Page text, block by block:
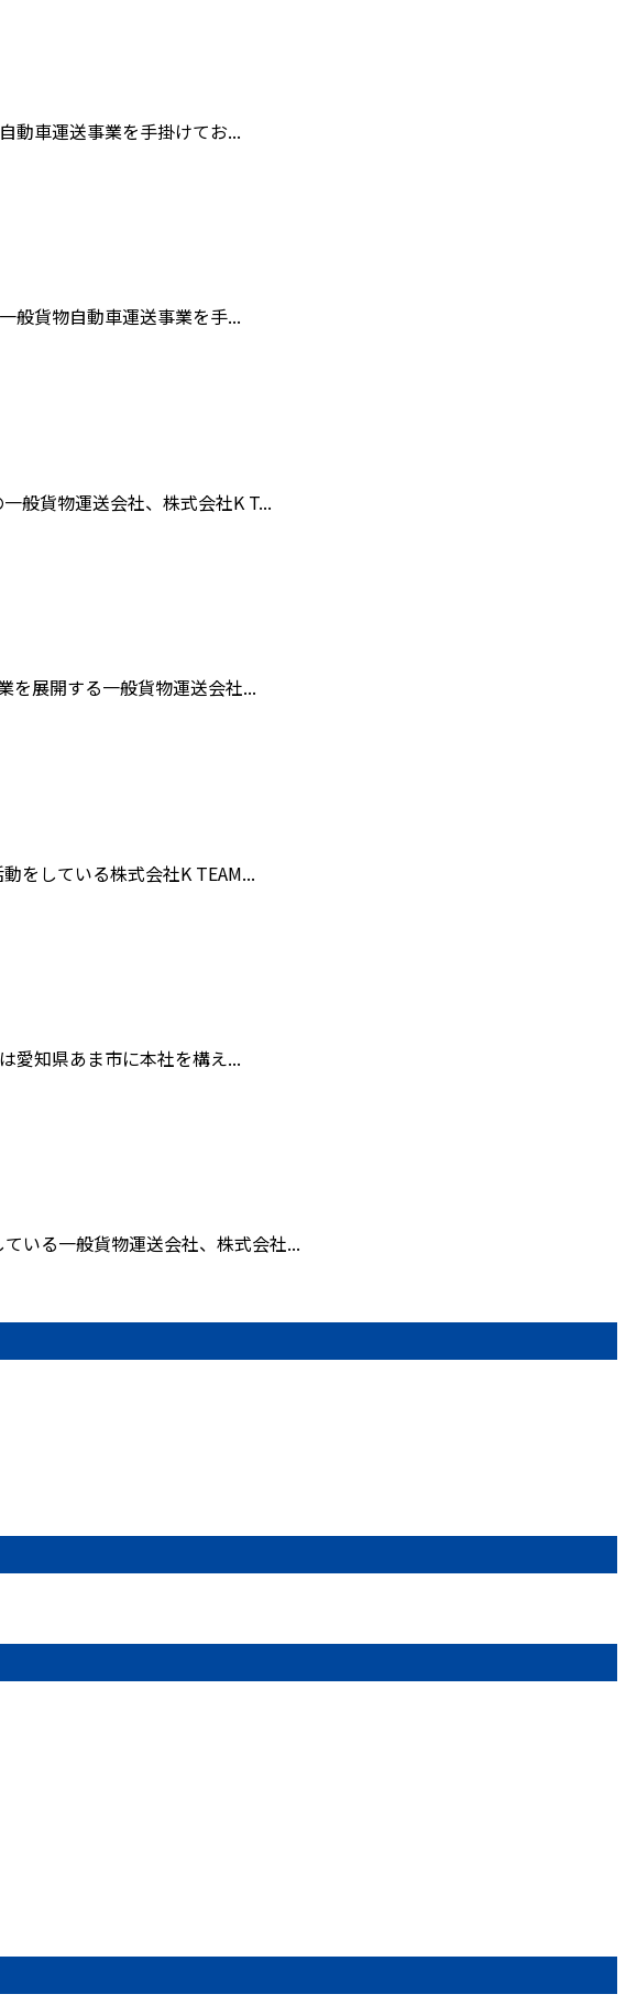
動車運送事業を手掛けてお...
般貨物自動車運送事業を手...
般貨物運送会社、株式会社K T...
を展開する一般貨物運送会社...
をしている株式会社K TEAM...
愛知県あま市に本社を構え...
いる一般貨物運送会社、株式会社...